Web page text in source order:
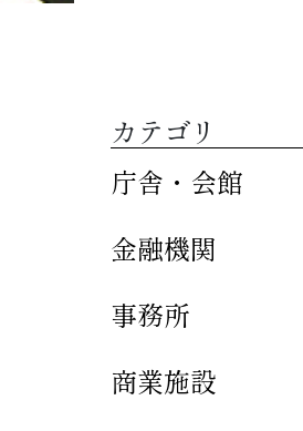
カテゴリ
庁舎・会館
金融機関
事務所
商業施設